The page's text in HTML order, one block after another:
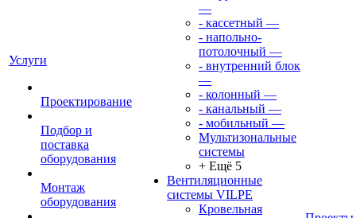
Услуги
Проектирование
Подбор и
поставка
оборудования
Монтаж
оборудования
—
- кассетный —
- напольно-
потолочный —
- внутренний блок
—
- колонный —
- канальный —
- мобильный —
Мультизональные
системы
+ Ещё 5
Вентиляционные
системы VILPE
Кровельная